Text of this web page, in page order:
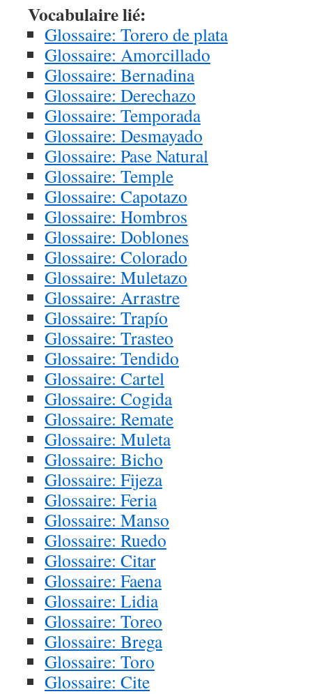
Vocabulaire lié:
Glossaire: Torero de plata
Glossaire: Amorcillado
Glossaire: Bernadina
Glossaire: Derechazo
Glossaire: Temporada
Glossaire: Desmayado
Glossaire: Pase Natural
Glossaire: Temple
Glossaire: Capotazo
Glossaire: Hombros
Glossaire: Doblones
Glossaire: Colorado
Glossaire: Muletazo
Glossaire: Arrastre
Glossaire: Trapío
Glossaire: Trasteo
Glossaire: Tendido
Glossaire: Cartel
Glossaire: Cogida
Glossaire: Remate
Glossaire: Muleta
Glossaire: Bicho
Glossaire: Fijeza
Glossaire: Feria
Glossaire: Manso
Glossaire: Ruedo
Glossaire: Citar
Glossaire: Faena
Glossaire: Lidia
Glossaire: Toreo
Glossaire: Brega
Glossaire: Toro
Glossaire: Cite